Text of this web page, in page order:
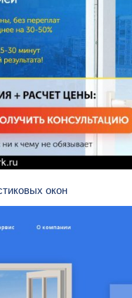
окон